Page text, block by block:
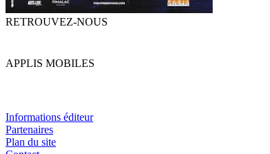
RETROUVEZ-NOUS
APPLIS MOBILES
Informations éditeur
Partenaires
Plan du site